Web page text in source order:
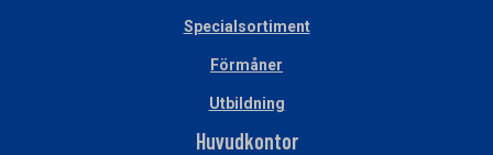
Specialsortiment
Förmåner
Utbildning
Huvudkontor